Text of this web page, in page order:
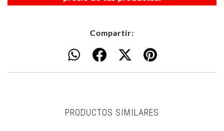
Compartir:
PRODUCTOS SIMILARES